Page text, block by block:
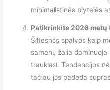
minimalistinės plytelės
Patikrinkite 2026 metų
Šiltesnės spalvos kaip
samanų žalia
traukiasi. Tendencijos
tačiau jos padeda